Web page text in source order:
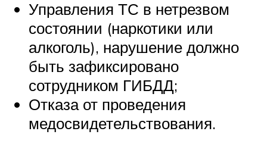
Управления ТС в нетрезвом
состоянии (наркотики или
алкоголь), нарушение должно
быть зафиксировано
сотрудником ГИБДД;
Отказа от проведения
медосвидетельствования.